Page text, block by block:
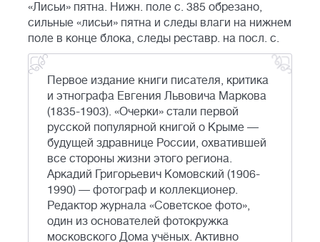
«Лисьи» пятна. Нижн. поле с. 385 обрезано,
сильные «лисьи» пятна и следы влаги на нижнем
поле в конце блока, следы реставр. на посл. с.
Первое издание книги писателя, критика
и этнографа Евгения Львовича Маркова
(1835-1903). «Очерки» стали первой
русской популярной книгой о Крыме —
будущей здравнице России, охватившей
все стороны жизни этого региона.
Аркадий Григорьевич Комовский (1906-
1990) — фотограф и коллекционер.
Редактор журнала «Советское фото»,
один из основателей фотокружка
московского Дома учёных. Активно